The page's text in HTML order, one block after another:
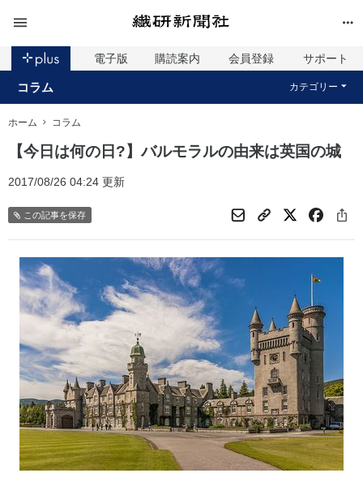
電子版 購読案内 会員登録 サポート
コラム カテゴリー
ホーム コラム
【今日は何の日?】バルモラルの由来は英国の城
2017/08/26 04:24 更新
この記事を保存